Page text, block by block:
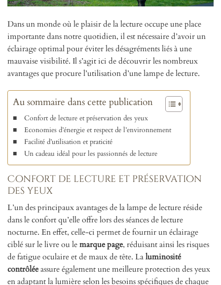
Dans un monde où le plaisir de la lecture occupe une place
importante dans notre quotidien, il est nécessaire d’avoir un
éclairage optimal pour éviter les désagréments liés à une
mauvaise visibilité. Il s’agit ici de découvrir les nombreux
avantages que procure l’utilisation d’une lampe de lecture.
Au sommaire dans cette publication
Confort de lecture et préservation des yeux
Economies d’énergie et respect de l’environnement
Facilité d’utilisation et praticité
Un cadeau idéal pour les passionnés de lecture
Confort de lecture et préservation
des yeux
L’un des principaux avantages de la lampe de lecture réside
dans le confort qu’elle offre lors des séances de lecture
nocturne. En effet, celle-ci permet de fournir un éclairage
ciblé sur le livre ou lemarque page, réduisant ainsi les risques
de fatigue oculaire et de maux de tête. Laluminosité
contrôléeassure également une meilleure protection des yeux
en adaptant la lumière selon les besoins spécifiques de chaque